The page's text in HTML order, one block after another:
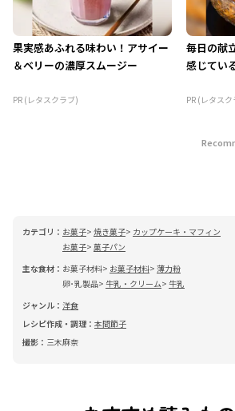
果実感あふれる味わい！アサイー
＆ベリーの濃厚スムージー
PR (レタスクラブ)
毎日の献
感じてい
PR (レタス
カテゴリ： お菓子 焼き菓子
カップケーキ・マフィン
お菓子 菓子パン
主な食材： お菓子材料 お菓子材料 薄力粉
卵･乳製品 牛乳・クリーム 牛乳
ジャンル： 洋食
レシピ作成・調理： 本間節子
撮影： 三木麻奈